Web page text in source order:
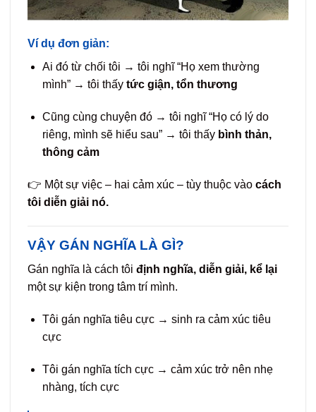
Ví dụ đơn giản:
Ai đó từ chối tôi → tôi nghĩ “Họ xem thường
mình” → tôi thấy tức giận, tổn thương
Cũng cùng chuyện đó → tôi nghĩ “Họ có lý do
riêng, mình sẽ hiểu sau” → tôi thấy bình thản,
thông cảm
👉 Một sự việc – hai cảm xúc – tùy thuộc vào cách
tôi diễn giải nó.
VẬY GÁN NGHĨA LÀ GÌ?
Gán nghĩa là cách tôi định nghĩa, diễn giải, kể lại
một sự kiện trong tâm trí mình.
Tôi gán nghĩa tiêu cực → sinh ra cảm xúc tiêu
cực
Tôi gán nghĩa tích cực → cảm xúc trở nên nhẹ
nhàng, tích cực